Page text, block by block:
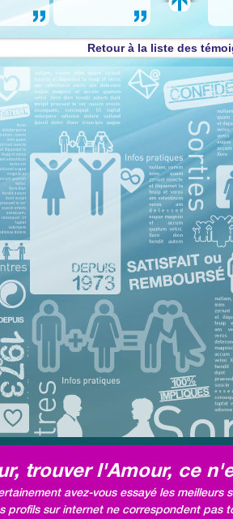
Retour à la liste des
trouver l'Amour, ce
avez-vous essayé les meilleurs
profils sur internet ne correspondent pas